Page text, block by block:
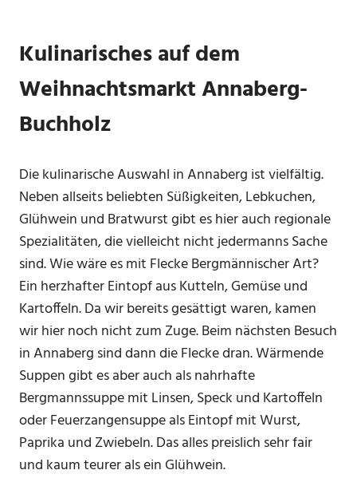
Kulinarisches auf dem
Weihnachtsmarkt Annaberg-
Buchholz
Die kulinarische Auswahl in Annaberg ist vielfältig.
Neben allseits beliebten Süßigkeiten, Lebkuchen,
Glühwein und Bratwurst gibt es hier auch regionale
Spezialitäten, die vielleicht nicht jedermanns Sache
sind. Wie wäre es mit Flecke Bergmännischer Art?
Ein herzhafter Eintopf aus Kutteln, Gemüse und
Kartoffeln. Da wir bereits gesättigt waren, kamen
wir hier noch nicht zum Zuge. Beim nächsten Besuch
in Annaberg sind dann die Flecke dran. Wärmende
Suppen gibt es aber auch als nahrhafte
Bergmannssuppe mit Linsen, Speck und Kartoffeln
oder Feuerzangensuppe als Eintopf mit Wurst,
Paprika und Zwiebeln. Das alles preislich sehr fair
und kaum teurer als ein Glühwein.